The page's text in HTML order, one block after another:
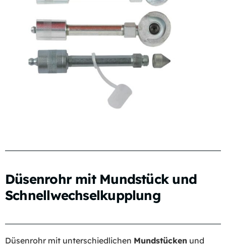
Düsenrohr mit Mundstück und
Schnellwechselkupplung
Düsenrohr mit unterschiedlichen Mundstücken und